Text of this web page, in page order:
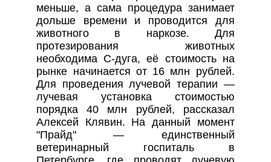
меньше, а сама процедура занимает
дольше времени и проводится для
животного в наркозе. Для
протезирования животных
необходима С-дуга, её стоимость на
рынке начинается от 16 млн рублей.
Для проведения лучевой терапии —
лучевая установка стоимостью
порядка 40 млн рублей, рассказал
Алексей Клявин. На данный момент
"Прайд" — единственный
ветеринарный госпиталь в